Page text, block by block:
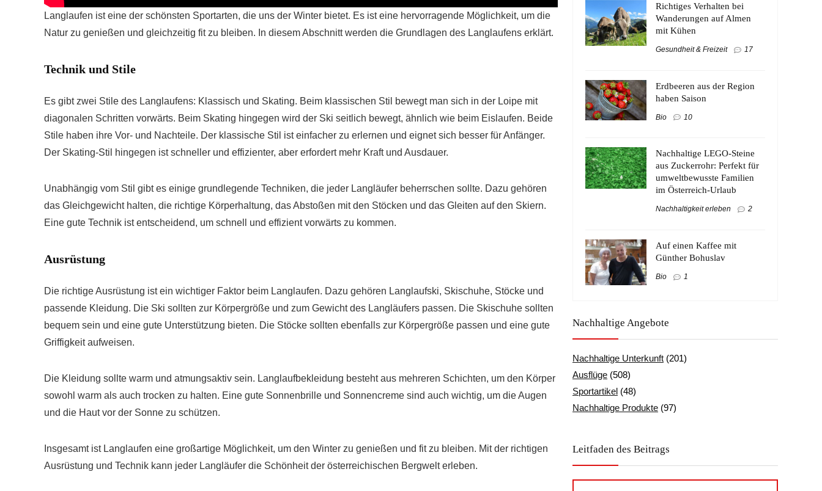
Langlaufen ist eine der schönsten Sportarten, die uns der Winter bietet. Es ist eine hervorragende Möglichkeit, um die
Natur zu genießen und gleichzeitig fit zu bleiben. In diesem Abschnitt werden die Grundlagen des Langlaufens erklärt.
Technik und Stile
Es gibt zwei Stile des Langlaufens: Klassisch und Skating. Beim klassischen Stil bewegt man sich in der Loipe mit
diagonalen Schritten vorwärts. Beim Skating hingegen wird der Ski seitlich bewegt, ähnlich wie beim Eislaufen. Beide
Stile haben ihre Vor- und Nachteile. Der klassische Stil ist einfacher zu erlernen und eignet sich besser für Anfänger.
Der Skating-Stil hingegen ist schneller und effizienter, aber erfordert mehr Kraft und Ausdauer.
Unabhängig vom Stil gibt es einige grundlegende Techniken, die jeder Langläufer beherrschen sollte. Dazu gehören
das Gleichgewicht halten, die richtige Körperhaltung, das Abstoßen mit den Stöcken und das Gleiten auf den Skiern.
Eine gute Technik ist entscheidend, um schnell und effizient vorwärts zu kommen.
Ausrüstung
Die richtige Ausrüstung ist ein wichtiger Faktor beim Langlaufen. Dazu gehören Langlaufski, Skischuhe, Stöcke und
passende Kleidung. Die Ski sollten zur Körpergröße und zum Gewicht des Langläufers passen. Die Skischuhe sollten
bequem sein und eine gute Unterstützung bieten. Die Stöcke sollten ebenfalls zur Körpergröße passen und eine gute
Griffigkeit aufweisen.
Die Kleidung sollte warm und atmungsaktiv sein. Langlaufbekleidung besteht aus mehreren Schichten, um den Körper
sowohl warm als auch trocken zu halten. Eine gute Sonnenbrille und Sonnencreme sind auch wichtig, um die Augen
und die Haut vor der Sonne zu schützen.
Insgesamt ist Langlaufen eine großartige Möglichkeit, um den Winter zu genießen und fit zu bleiben. Mit der richtigen
Ausrüstung und Technik kann jeder Langläufer die Schönheit der österreichischen Bergwelt erleben.
Richtiges Verhalten bei
Wanderungen auf Almen
mit Kühen
Gesundheit & Freizeit 17
Erdbeeren aus der Region
haben Saison
Bio 10
Nachhaltige LEGO-Steine
aus Zuckerrohr: Perfekt für
umweltbewusste Familien
im Österreich-Urlaub
Nachhaltigkeit erleben 2
Auf einen Kaffee mit
Günther Bohuslav
Bio 1
Nachhaltige Angebote
Nachhaltige Unterkunft (201)
Ausflüge (508)
Sportartikel (48)
Nachhaltige Produkte (97)
Leitfaden des Beitrags